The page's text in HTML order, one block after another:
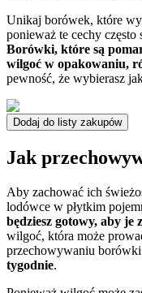
Unikaj borówek, które
ponieważ te cechy często
Borówki, które są
wilgoć w opakowaniu,
pewność, że wybierasz
Dodaj do listy zakupów
Jak
Aby zachować ich
lodówce w płytkim
będziesz gotowy, aby je
wilgoć, która może
przechowywaniu borówki
tygodnie.